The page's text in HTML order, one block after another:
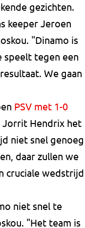
gezichten.
keeper Jeroen
"Dinamo is
speelt tegen een
We gaan
PSV met 1-0
Jorrit Hendrix het
niet snel genoeg
daar zullen we
cruciale wedstrijd
niet snel te
"Het team is